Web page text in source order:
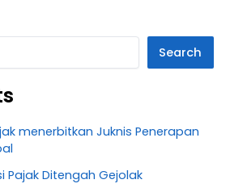
Search
menerbitkan Juknis Penerapan
Pajak Ditengah Gejolak